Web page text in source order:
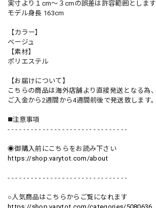
実寸より１cm〜３cmの誤差は許容範囲とします
モデル身長 163cm
【カラー】
ベージュ
【素材】
ポリエステル
【お届けについて】
こちらの商品は海外店舗より直接発送となる為、
ご入金から2週間から4週間前後で発送致します。
◼️注意事項
- - - - - - - - - - - - - - - - - - - - - - - - - - - - - - -
◉御購入前にこちらをお読み下さい
https://shop.varytot.com/about
- - - - - - - - - - - - - - - - - - - - - - - - - - - - - - -
○人気商品はこちらからご覧になれます